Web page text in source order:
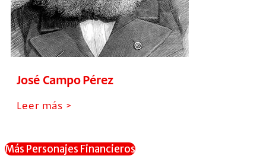
José Campo Pérez
Leer más >
Más Personajes Financieros